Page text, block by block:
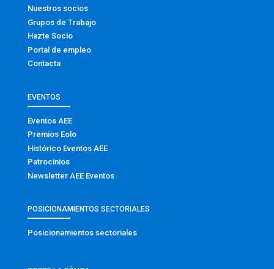
Nuestros socios
Grupos de Trabajo
Hazte Socio
Portal de empleo
Contacta
EVENTOS
Eventos AEE
Premios Eolo
Histórico Eventos AEE
Patrocinios
Newsletter AEE Eventos
POSICIONAMIENTOS SECTORIALES
Posicionamientos sectoriales